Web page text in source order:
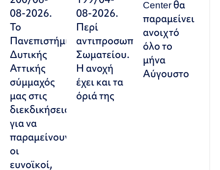
08-2026.
Το
Πανεπιστήμιο
Δυτικής
Αττικής
σύμμαχός
μας στις
διεκδικήσεις,
για να
παραμείνουν
οι
ευνοϊκοί,
08-2026.
Περί
αντιπροσωπευτικού
Σωματείου.
Η ανοχή
έχει και τα
όριά της
Center θα
παραμείνει
ανοιχτό
όλο το
μήνα
Αύγουστο